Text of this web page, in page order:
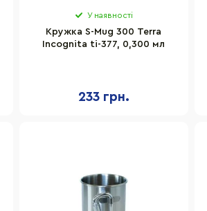
У наявності
Кружка S-Mug 300 Terra
Incognita ti-377, 0,300 мл
233 грн.